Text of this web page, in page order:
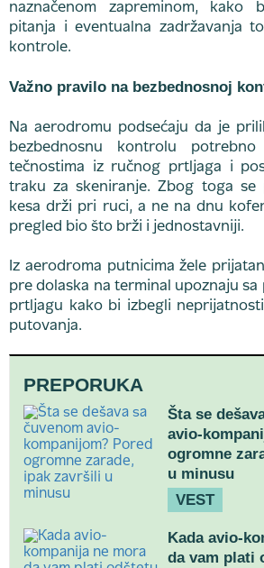
naznačenom zapreminom, kako
pitanja i eventualna zadržavanja
kontrole.
Važno pravilo na bezbednosnoj
Na aerodromu podsećaju da je
bezbednosnu kontrolu
tečnostima iz ručnog prtljaga i
traku za skeniranje. Zbog toga se
kesa drži pri ruci, a ne na dnu
pregled bio što brži i jednostavniji.
Iz aerodroma putnicima žele
pre dolaska na terminal upoznaju
prtljagu kako bi izbegli
putovanja.
PREPORUKA
Šta se
avio-
ogromne
u minusu
VEST
Kada avio-
da vam plati